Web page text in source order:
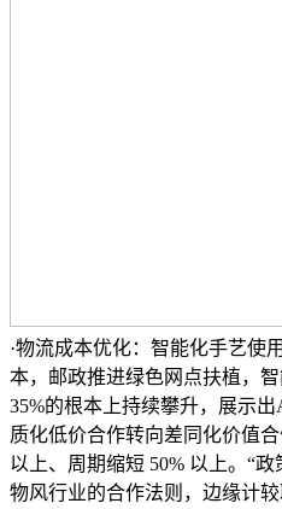
·物流成本优化：智能化手艺使
本，邮政推进绿色网点扶植，
35%的根本上持续攀升，展示
质化低价合作转向差同化价值
以上、周期缩短 50% 以上。“
物风行业的合作法则，边缘计